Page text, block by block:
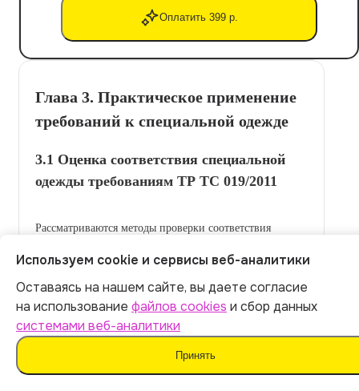
Оплатить 399 р.
Глава 3. Практическое применение
требований к специальной одежде
3.1 Оценка соответствия специальной
одежды требованиям ТР ТС 019/2011
Рассматриваются методы проверки соответствия
Итог:399р.
Оплатить
Используем cookie и сервисы веб-аналитики
Оставаясь на нашем сайте, вы даете согласие
на использование файлов cookies и сбор данных
системами веб-аналитики
Принять